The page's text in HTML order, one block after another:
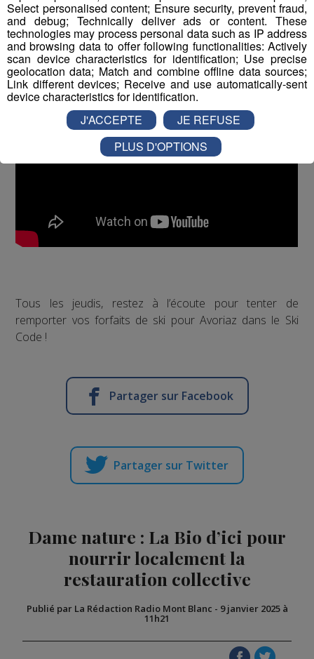
Tous les jeudis, restez à l’écoute pour tenter de
remporter vos forfaits de ski pour Avoriaz dans le Ski
Code !
Partager sur Facebook
Partager sur Twitter
Dame nature : La Bio d’ici pour
nourrir localement la
restauration collective
Publié par La Rédaction Radio Mont Blanc - 9 janvier 2025 à
11h21
Select personalised content; Ensure security, prevent fraud,
and debug; Technically deliver ads or content. These
technologies may process personal data such as IP address
and browsing data to offer following functionalities: Actively
scan device characteristics for identification; Use precise
geolocation data; Match and combine offline data sources;
Link different devices; Receive and use automatically-sent
device characteristics for identification.
J'ACCEPTE
JE REFUSE
PLUS D'OPTIONS